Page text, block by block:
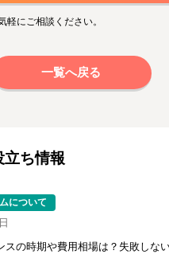
にご相談ください。
一覧へ戻る
立ち情報
について
スの時期や費用相場は？失敗しな